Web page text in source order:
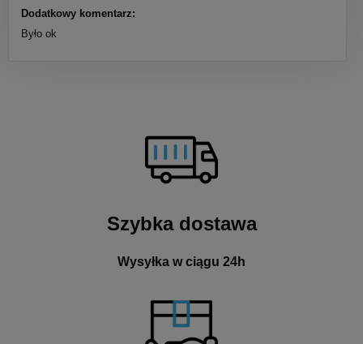
Dodatkowy komentarz:
Było ok
Szybka dostawa
Wysyłka w ciągu 24h